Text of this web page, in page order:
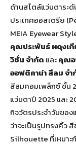
ด้านสไตล์แว่นตาระ
ประเทศออสเตรีย
MEIA Eyewear
คุณประพันธ์ ผดุงเกี
วิชั่น จำกัด และคุณอ
ออฟติคาน่า สีลม จำ
สีลมคอมเพล็กซ์ ชั้น
แว่นตาปี 2025 และ
กิจวัตรประจำวันขอ
ว่าจะเป็นรูปทรงคิ้ว
Silhouette ที่เหมา